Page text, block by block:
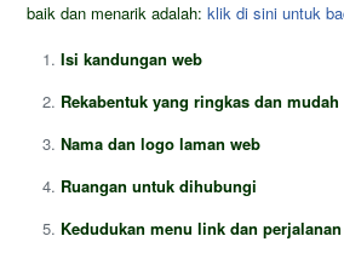
baik dan menarik adalah: klik di sini untuk
Isi kandungan web
Rekabentuk yang ringkas dan mudah
Nama dan logo laman web
Ruangan untuk dihubungi
Kedudukan menu link dan